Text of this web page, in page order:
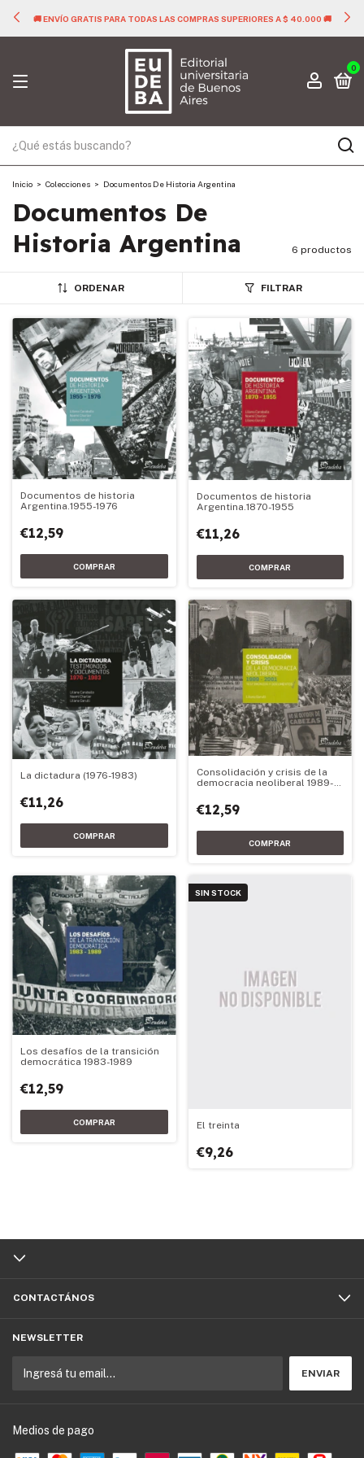
🚚 ENVÍO GRATIS PARA TODAS LAS COMPRAS SUPERIORES A $ 40.000 🚚
0
Inicio > Colecciones > Documentos De Historia Argentina
Documentos De
Historia Argentina
6 productos
ORDENAR FILTRAR
Documentos de historia
Argentina.1955-1976
€12,59
Documentos de historia
Argentina.1870-1955
€11,26
La dictadura (1976-1983)
€11,26
Consolidación y crisis de la
democracia neoliberal 1989-
€12,59
Los desafíos de la transición
democrática 1983-1989
€12,59
SIN STOCK
El treinta
€9,26
CONTACTÁNOS
NEWSLETTER
Medios de pago